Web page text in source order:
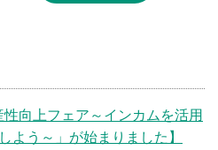
性向上フェア～インカムを活用
よう～」が始まりました】